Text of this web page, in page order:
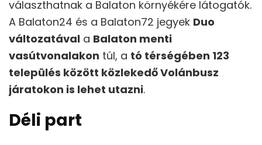
választhatnak a Balaton környékére látogatók.
A Balaton24 és a Balaton72 jegyek Duo
változatával a Balaton menti
vasútvonalakon túl, a tó térségében 123
település között közlekedő Volánbusz
járatokon is lehet utazni.
Déli part